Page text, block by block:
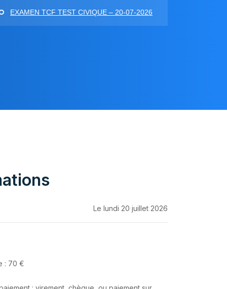
EXAMEN TCF TEST CIVIQUE – 20-07-2026
Le lundi 20 juillet 2026
: 70 €